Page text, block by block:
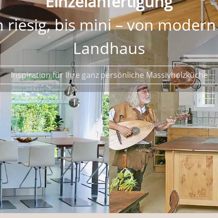
Massivholz
anderen ehrlichen
mit raffinierten Details, ganz nach Ihren Wünschen